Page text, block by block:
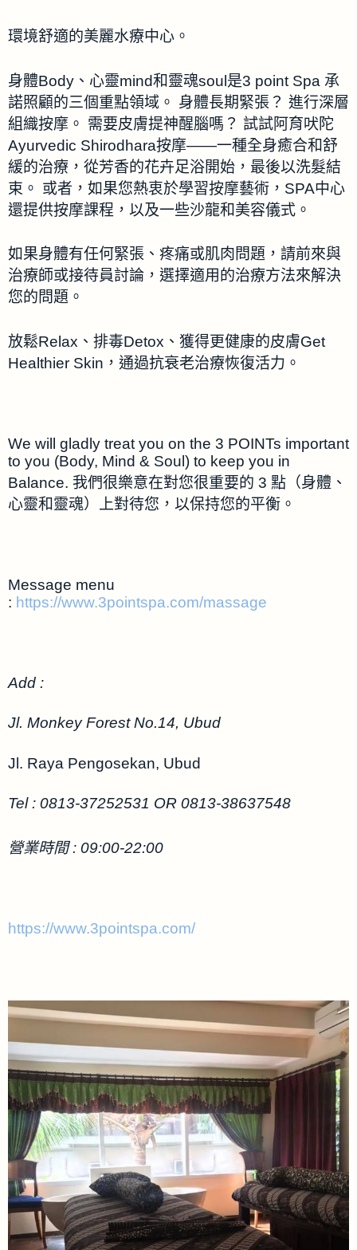
環境舒適的美麗水療中心 。
身體Body、心靈mind和靈魂soul是3 point Spa 承
諾照顧的三個重點領域。 身體長期緊張？ 進行深層
組織按摩。 需要皮膚提神醒腦嗎？ 試試阿育吠陀
Ayurvedic Shirodhara按摩——一種全身癒合和舒
緩的治療，從芳香的花卉足浴開始，最後以洗髮結
束。 或者，如果您熱衷於學習按摩藝術，SPA中心
還提供按摩課程，以及一些沙龍和美容儀式。
​如果身體有任何緊張、疼痛或肌肉問題，請前來與
治療師或接待員討論，選擇適用的治療方法來解決
您的問題。
放鬆Relax 、 排毒Detox 、獲得更健康的皮膚Get
Healthier Skin ， 通過抗衰老治療恢復活力。
We will gladly treat you on the 3 POINTs important
to you (Body, Mind & Soul) to keep you in
Balance. 我們很樂意在對您很重要的 3 點（身體、
心靈和靈魂）上對待您，以保持您的平衡。
Message menu
: https://www.3pointspa.com/massage
Add :
Jl. Monkey Forest No.14, Ubud
Jl. Raya Pengosekan, Ubud
Tel : 0813-37252531 OR 0813-38637548
營業時間 : 09:00-22:00
https://www.3pointspa.com/